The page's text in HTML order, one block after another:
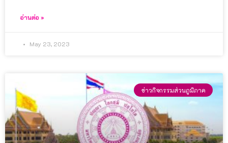
อ่านต่อ »
May 23, 2023
ข่าวกิจกรรมส่วนภูมิภาค